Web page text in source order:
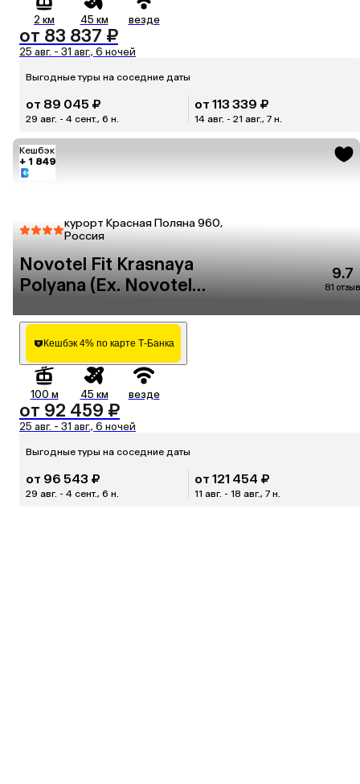
2 км 45 км везде
от 83 837 ₽
25 авг. - 31 авг., 6 ночей
Выгодные туры на соседние даты
от 89 045 ₽
29 авг. - 4 сент., 6 н.
от 113 339 ₽
14 авг. - 21 авг., 7 н.
Кешбэк
+ 1 849
курорт Красная Поляна 960,
Россия
Novotel Fit Krasnaya
Polyana (Ex. Novotel
9.7
81 отзыв
Кешбэк 4% по карте Т-Банка
100 м 45 км везде
от 92 459 ₽
25 авг. - 31 авг., 6 ночей
Выгодные туры на соседние даты
от 96 543 ₽
29 авг. - 4 сент., 6 н.
от 121 454 ₽
11 авг. - 18 авг., 7 н.